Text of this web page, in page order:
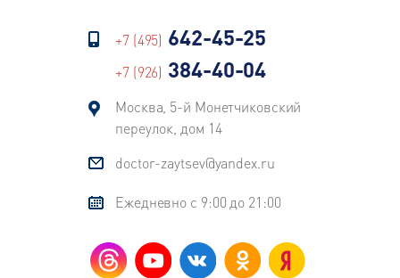
+7 (495) 642-45-25
+7 (926) 384-40-04
Москва, 5-й Монетчиковский
переулок, дом 14
doctor-zaytsev@yandex.ru
Ежедневно с 9:00 до 21:00